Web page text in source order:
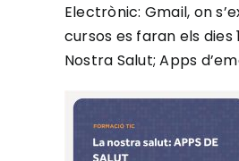
Electrònic: Gmail, on
cursos es faran els dies
Nostra Salut; Apps